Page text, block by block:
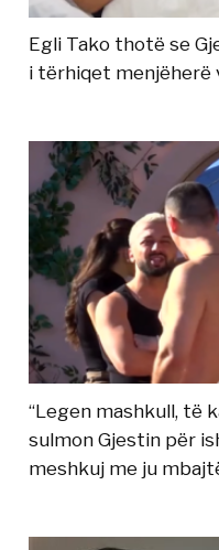
Egli Tako thotë se
i tërhiqet menjëherë
“Legen mashkull, të
sulmon Gjestin për
meshkuj me ju